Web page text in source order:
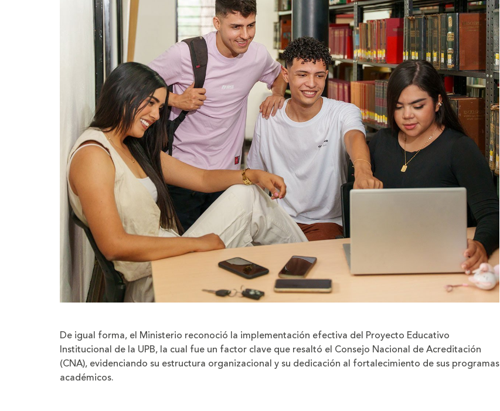
De igual forma, el Ministerio reconoció la implementación efectiva del Proyecto Educativo
Institucional de la UPB, la cual fue un factor clave que resaltó el Consejo Nacional de Acreditación
(CNA), evidenciando su estructura organizacional y su dedicación al fortalecimiento de sus programas
académicos.